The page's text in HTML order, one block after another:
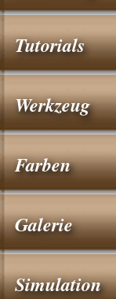
Tutorials
Werkzeug
Farben
Galerie
Simulation